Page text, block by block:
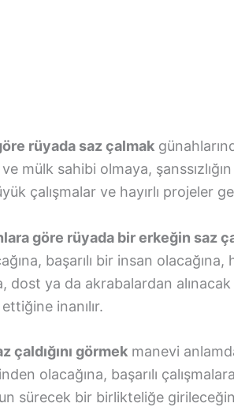
rüyada saz çalmak
mülk sahibi olmaya,
çalışmalar ve hayırlı projeler
göre rüyada bir erkeğin saz
başarılı bir insan
dost ya da akrabalardan
inanılır.
çaldığını görmek manevi
olacağına, başarılı
sürecek bir birlikteliğe